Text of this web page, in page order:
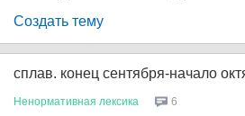
Создать тему
сплав. конец сентября-начало
Ненормативная лексика 6